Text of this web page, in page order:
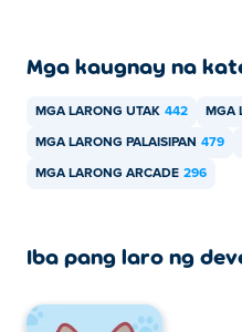
Mga kaugnay na
MGA LARONG UTAK 442 MGA
MGA LARONG PALAISIPAN 479
MGA LARONG ARCADE 296
Iba pang laro ng